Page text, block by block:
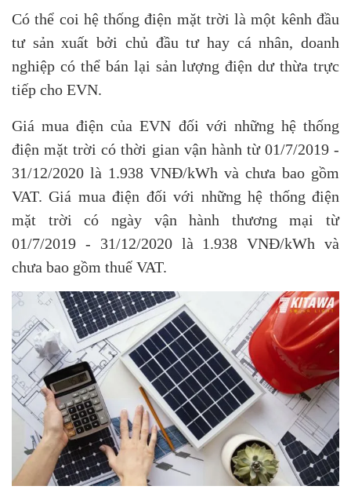
Có thể coi hệ thống điện mặt trời là một kênh đầu
tư sản xuất bởi chủ đầu tư hay cá nhân, doanh
nghiệp có thể bán lại sản lượng điện dư thừa trực
tiếp cho EVN.
Giá mua điện của EVN đối với những hệ thống
điện mặt trời có thời gian vận hành từ 01/7/2019 -
31/12/2020 là 1.938 VNĐ/kWh và chưa bao gồm
VAT. Giá mua điện đối với những hệ thống điện
mặt trời có ngày vận hành thương mại từ
01/7/2019 - 31/12/2020 là 1.938 VNĐ/kWh và
chưa bao gồm thuế VAT.